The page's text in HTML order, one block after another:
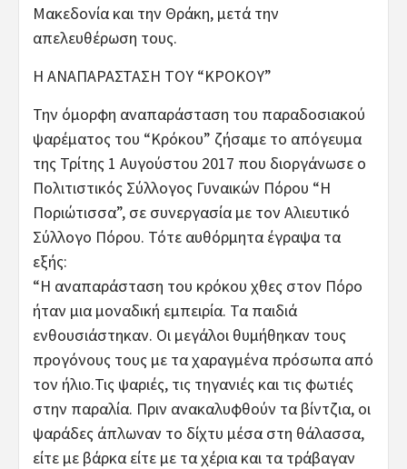
Μακεδονία και την Θράκη, μετά την
απελευθέρωση τους.
Η ΑΝΑΠΑΡΑΣΤΑΣΗ ΤΟΥ “ΚΡΟΚΟΥ”
Την όμορφη αναπαράσταση του παραδοσιακού
ψαρέματος του “Κρόκου” ζήσαμε το απόγευμα
της Τρίτης 1 Αυγούστου 2017 που διοργάνωσε ο
Πολιτιστικός Σύλλογος Γυναικών Πόρου “Η
Ποριώτισσα”, σε συνεργασία με τον Αλιευτικό
Σύλλογο Πόρου. Τότε αυθόρμητα έγραψα τα
εξής:
“Η αναπαράσταση του κρόκου χθες στον Πόρο
ήταν μια μοναδική εμπειρία. Τα παιδιά
ενθουσιάστηκαν. Οι μεγάλοι θυμήθηκαν τους
προγόνους τους με τα χαραγμένα πρόσωπα από
τον ήλιο.Τις ψαριές, τις τηγανιές και τις φωτιές
στην παραλία. Πριν ανακαλυφθούν τα βίντζια, οι
ψαράδες άπλωναν το δίχτυ μέσα στη θάλασσα,
είτε με βάρκα είτε με τα χέρια και τα τράβαγαν